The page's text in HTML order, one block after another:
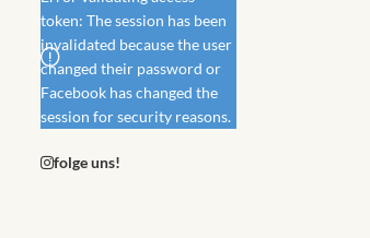
token: The session has been
invalidated because the user
changed their password or
Facebook has changed the
session for security reasons.
folge uns!